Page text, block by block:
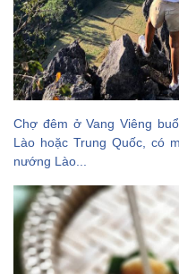
Chợ đêm ở Vang Viêng
Lào hoặc Trung Quốc, có
nướng Lào...